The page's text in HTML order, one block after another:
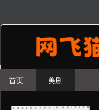
首页 美剧